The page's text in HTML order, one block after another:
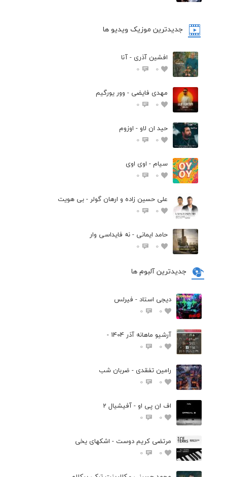
جدیدترین موزیک ویدیو ها
افشین آذری - آنا
0
0
مهدی فایضی - وور یورگیم
0
0
حید ان لاو - اوزوم
0
0
سیام - اوی اوی
0
0
علی حسین زاده و ارهان گولر - بی هویت
0
0
حامد ایمانی - نه فایداسی وار
0
0
جدیدترین آلبوم ها
دیجی استاد - فیرلس
0
0
آرشیو ماهانه آذر 1404 -
0
0
رامین تفقدی - ضربان شب
0
0
اف ان پی او - آفیشیال 2
0
0
مرتضی کریم دوست - اشکهای یخی
0
0